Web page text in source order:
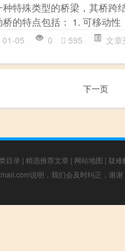
特殊类型的桥梁，其桥跨
的特点包括： 1. 可移动
01-05 0 595 文章
下一页
目录 | 精选推荐文章 | 网站地图 | 疑难
说明，我们会及时纠正，谢谢